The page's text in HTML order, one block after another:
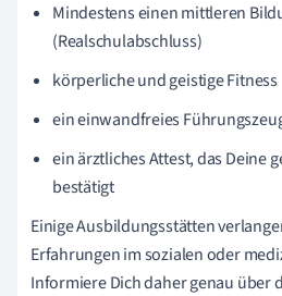
Mindestens einen mittleren
(Realschulabschluss)
körperliche und geistige Fitness
ein einwandfreies
ein ärztliches Attest, das Deine
bestätigt
Einige Ausbildungsstätten
Erfahrungen im sozialen oder
Informiere Dich daher genau über